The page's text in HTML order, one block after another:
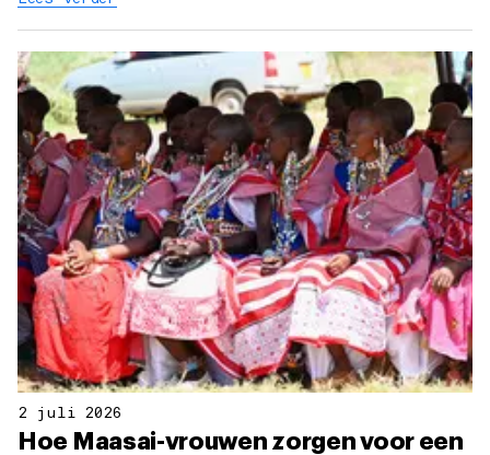
2 juli 2026
Hoe Maasai-vrouwen zorgen voor een